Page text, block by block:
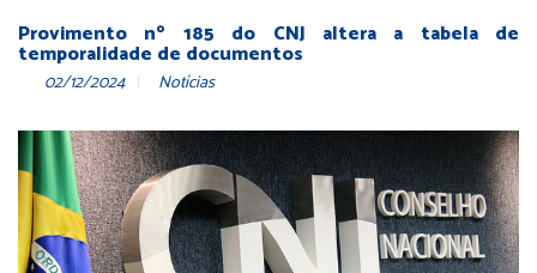
Provimento nº 185 do CNJ altera a tabela de
temporalidade de documentos
02/12/2024 Notícias